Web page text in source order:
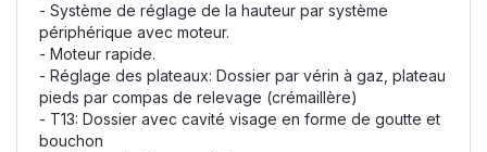
- Système de réglage de la hauteur par système
périphérique avec moteur.
- Moteur rapide.
- Réglage des plateaux: Dossier par vérin à gaz, plateau
pieds par compas de relevage (crémaillère)
- T13: Dossier avec cavité visage en forme de goutte et
bouchon